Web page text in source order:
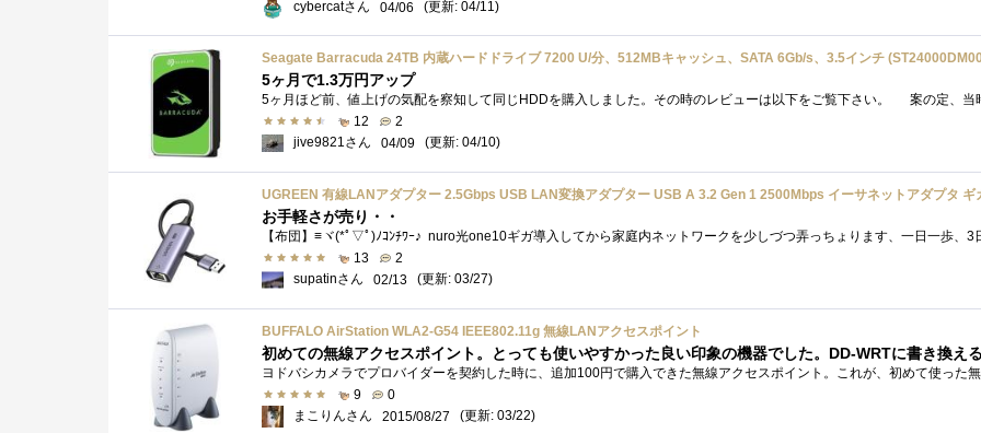
cybercatさん
04/06 (更新: 04/11)
Seagate Barracuda 24TB 内蔵ハードドライブ 7200 U/分、512MBキャッシュ、SATA 6Gb/s、3.5インチ
5ヶ月で1.3万円アップ
12
2
jive9821さん
04/09 (更新: 04/10)
お手軽さが売り・・
13
2
supatinさん
02/13 (更新: 03/27)
BUFFALO AirStation WLA2-G54 IEEE802.11g 無線LANアクセスポイント
9
0
まこりんさん
2015/08/27 (更新: 03/22)